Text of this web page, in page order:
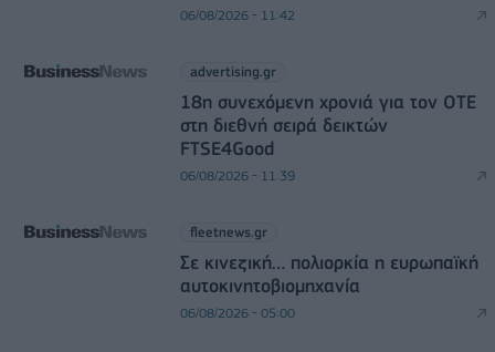
06/08/2026 - 11:42
advertising.gr
18η συνεχόμενη χρονιά για τον ΟΤΕ
στη διεθνή σειρά δεικτών
FTSE4Good
06/08/2026 - 11:39
fleetnews.gr
Σε κινεζική… πολιορκία η ευρωπαϊκή
αυτοκινητοβιομηχανία
06/08/2026 - 05:00